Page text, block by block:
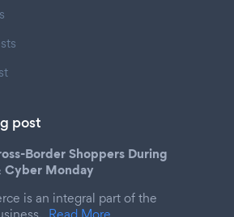
post
Border Shoppers During
Cyber Monday
is an integral part of the